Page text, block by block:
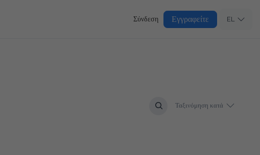
Σύνδεση Εγγραφείτε EL
Ταξινόμηση κατά